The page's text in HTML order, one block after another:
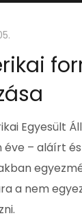
Egyesült
éve – aláírt
a nem